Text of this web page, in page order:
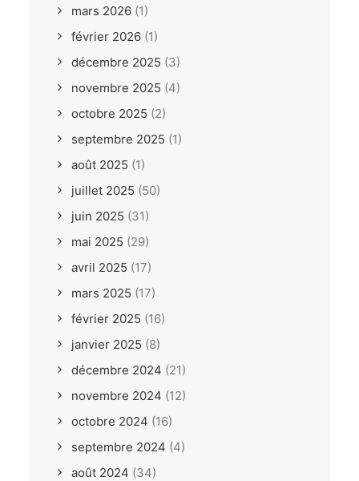
mars 2026 (1)
février 2026 (1)
décembre 2025 (3)
novembre 2025 (4)
octobre 2025 (2)
septembre 2025 (1)
août 2025 (1)
juillet 2025 (50)
juin 2025 (31)
mai 2025 (29)
avril 2025 (17)
mars 2025 (17)
février 2025 (16)
janvier 2025 (8)
décembre 2024 (21)
novembre 2024 (12)
octobre 2024 (16)
septembre 2024 (4)
août 2024 (34)